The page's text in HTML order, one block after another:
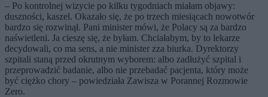
– Po kontrolnej wizycie po kilku tygodniach miałam objawy:
duszności, kaszel. Okazało się, że po trzech miesiącach nowotwór
bardzo się rozwinął. Pani minister mówi, że Polacy są za bardzo
naświetleni. Ja cieszę się, że byłam. Chciałabym, by to lekarze
decydowali, co ma sens, a nie minister zza biurka. Dyrektorzy
szpitali staną przed okrutnym wyborem: albo zadłużyć szpital i
przeprowadzić badanie, albo nie przebadać pacjenta, który może
być ciężko chory – powiedziała Zawisza w Porannej Rozmowie
Zero.